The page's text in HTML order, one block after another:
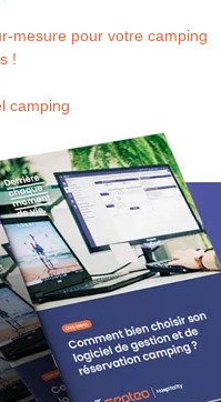
mesure pour votre camping
!
camping